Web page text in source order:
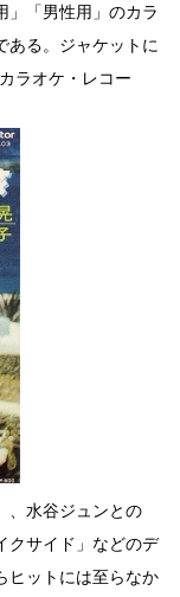
」「男性用」のカラ
ある。ジャケットに
ラオケ・レコー
、水谷ジュンとの
クサイド」などのデ
ヒットには至らなか